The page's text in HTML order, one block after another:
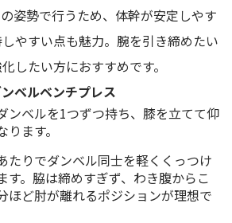
姿勢で行うため、体幹が安定しやす
やすい点も魅力。腕を引き締めたい
したい方におすすめです。
ベルベンチプレス
ンベルを1つずつ持ち、膝を立てて仰
ります。
たりでダンベル同士を軽くくっつけ
す。脇は締めすぎず、わき腹からこ
ほど肘が離れるポジションが理想で